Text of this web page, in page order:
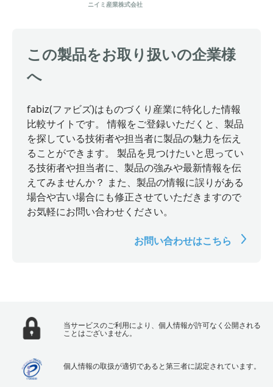
製作
ニイミ産業株式会社
この製品をお取り扱いの企業様
へ
fabiz(ファビズ)はものづくり産業に特化した情報
比較サイトです。 情報をご登録いただくと、製品
を探している技術者や担当者に製品の魅力を伝え
ることができます。 製品を見つけたいと思ってい
る技術者や担当者に、製品の強みや最新情報を伝
えてみませんか？ また、製品の情報に誤りがある
場合や古い場合にも修正させていただきますので
お気軽にお問い合わせください。
お問い合わせはこちら
当サービスのご利用により、個人情報が許可なく公開される
ことはございません。
個人情報の取扱が適切であると第三者に認定されています。